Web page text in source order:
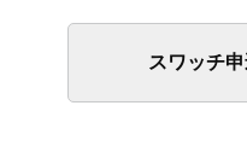
スワッチ